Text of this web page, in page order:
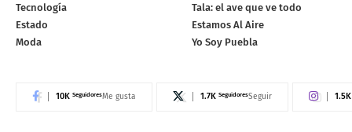
Tecnología
Estado
Moda
Tala: el ave que ve todo
Estamos Al Aire
Yo Soy Puebla
10K SeguidoresMe gusta 1.7K SeguidoresSeguir 1.5K